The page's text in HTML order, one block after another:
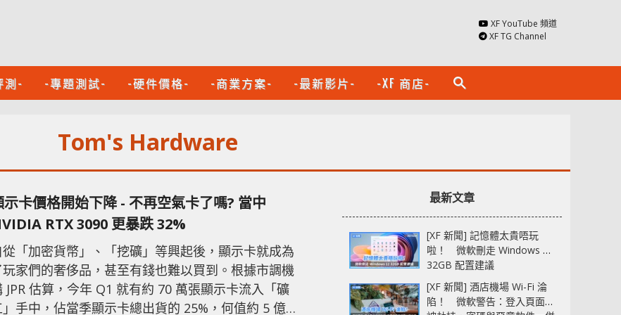
XF YouTube 頻道
XF TG Channel
測- -專題測試- -硬件價格- -商業方案- -最新影片- -XF 商店- search
Tom's Hardware
示卡價格開始下降 - 不再空氣卡了嗎? 當中
RTX 3090 更暴跌 32%
從「加密貨幣」、「挖礦」等興起後，顯示卡就成為
玩家們的奢侈品，甚至有錢也難以買到。根據市調機
JPR 估算，今年 Q1 就有約 70 萬張顯示卡流入「礦
」手中，佔當季顯示卡總出貨的 25%，何值約 5 億美
最新文章
[XF 新聞] 記憶體太貴唔玩
啦！ 微軟刪走 Windows 11
32GB 配置建議
[XF 新聞] 酒店機場 Wi-Fi 淪
陷！ 微軟警告：登入頁面可